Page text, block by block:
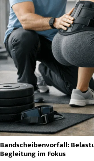
Bandscheibenvorfall:
Begleitung im Fokus